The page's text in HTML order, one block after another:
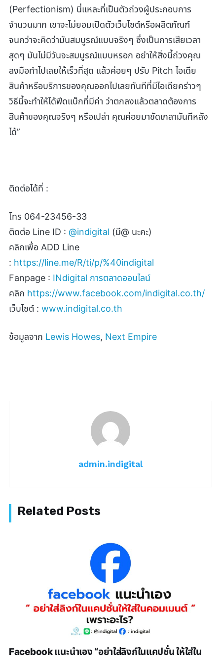
(Perfectionism) นี่แหละที่เป็นตัวถ่วงผู้ประกอบการ
จำนวนมาก เขาจะไม่ยอมเปิดตัวเว็บไซต์หรือผลิตภัณฑ์
จนกว่าจะคิดว่ามันสมบูรณ์แบบจริงๆ ซึ่งเป็นการเสียเวลา
สุดๆ มันไม่มีวันจะสมบูรณ์แบบหรอก อย่าให้สิ่งนี้ถ่วงคุณ
ลงมือทำไปเลยให้เร็วที่สุด แล้วค่อยๆ ปรับ Pitch ไอเดีย
สินค้าหรือบริการของคุณออกไปเลยทันทีที่มีไอเดียคร่าวๆ
วิธีนี้จะทำให้ได้ฟีดแบ็กที่มีค่า ว่าตกลงแล้วตลาดต้องการ
สินค้าของคุณจริงๆ หรือเปล่า คุณค่อยมาขัดเกลามันทีหลัง
ได้”
ติดต่อได้ที่ :
โทร 064-23456-33
ติดต่อ Line ID : @indigital (มี@ นะคะ)
คลิกเพื่อ ADD Line
: https://line.me/R/ti/p/%40indigital
Fanpage : INdigital การตลาดออนไลน์
คลิก https://www.facebook.com/indigital.co.th/
เว็บไซต์ : www.indigital.co.th
ข้อมูลจาก Lewis Howes, Next Empire
admin.indigital
Facebook แนะนำเอง “อย่าใส่ลิงก์ในแคปชั่น ให้ใส่ใน